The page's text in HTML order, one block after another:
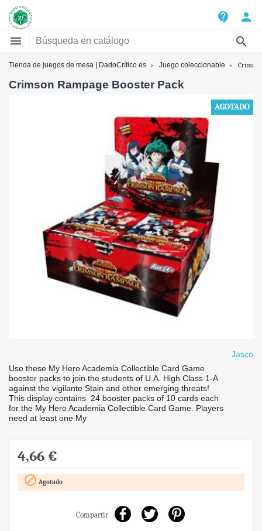
contact_support
person


Tienda de juegos de mesa | DadoCrítico.es Juego coleccionable
Crimson Rampage Booster Pack
AGOTADO
Jasco
Use these My Hero Academia Collectible Card Game
booster packs to join the students of U.A. High Class 1-A
against the vigilante Stain and other emerging threats!
This display contains 24 booster packs of 10 cards each
for the My Hero Academia Collectible Card Game. Players
need at least one My
4,66 €
 Agotado
Compartir